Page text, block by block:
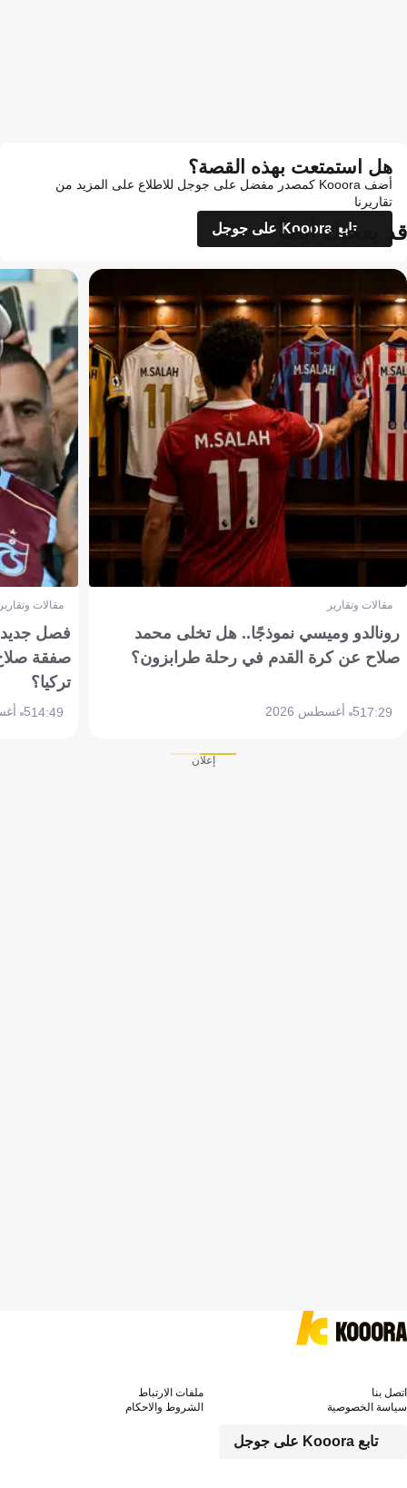
هل استمتعت بهذه القصة؟
أضف Kooora كمصدر مفضل على جوجل للاطلاع على المزيد من
تقاريرنا
تابع Kooora على جوجل
قد يعجبك أيضاً
مقالات وتقارير
رونالدو وميسي نموذجًا.. هل تخلى محمد
صلاح عن كرة القدم في رحلة طرابزون؟
17:295 أغسطس 2026
مقالات
فصل جديد
صفقة
تركيا؟
14:495 أغسطس 2026
إعلان
تابع Kooora على جوجل
اتصل بنا
ملفات الارتباط
سياسة الخصوصية
الشروط والاحكام